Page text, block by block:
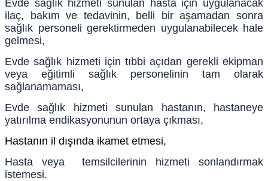
Evde sağlık hizmeti sunulan hasta için uygulanacak
ilaç, bakım ve tedavinin, belli bir aşamadan sonra
sağlık personeli gerektirmeden uygulanabilecek hale
gelmesi,
Evde sağlık hizmeti için tıbbi açıdan gerekli ekipman
veya eğitimli sağlık personelinin tam olarak
sağlanamaması,
Evde sağlık hizmeti sunulan hastanın, hastaneye
yatırılma endikasyonunun ortaya çıkması,
Hastanın il dışında ikamet etmesi,
Hasta veya temsilcilerinin hizmeti sonlandırmak
istemesi.